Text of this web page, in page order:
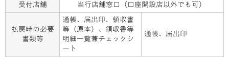
受付店舗 当行店舗窓口（口座開設店以外でも可）
払戻時の必要
書類等
通帳、届出印、領収書
等（原本）、領収書等
明細一覧兼チェックシ
ート
通帳、届出印